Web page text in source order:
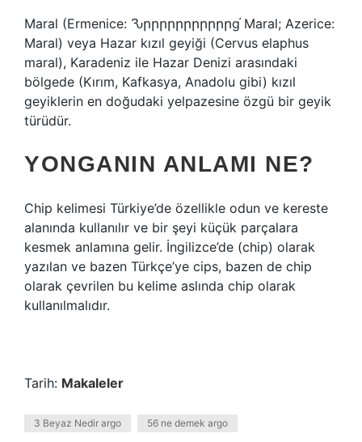
Maral (Ermenice: Ԅրրրրրրրրրրրɡ֬ Maral; Azerice:
Maral) veya Hazar kızıl geyiği (Cervus elaphus
maral), Karadeniz ile Hazar Denizi arasındaki
bölgede (Kırım, Kafkasya, Anadolu gibi) kızıl
geyiklerin en doğudaki yelpazesine özgü bir geyik
türüdür.
YONGANIN ANLAMI NE?
Chip kelimesi Türkiye’de özellikle odun ve kereste
alanında kullanılır ve bir şeyi küçük parçalara
kesmek anlamına gelir. İngilizce’de (chip) olarak
yazılan ve bazen Türkçe’ye cips, bazen de chip
olarak çevrilen bu kelime aslında chip olarak
kullanılmalıdır.
Tarih: Makaleler
3 Beyaz Nedir argo 56 ne demek argo